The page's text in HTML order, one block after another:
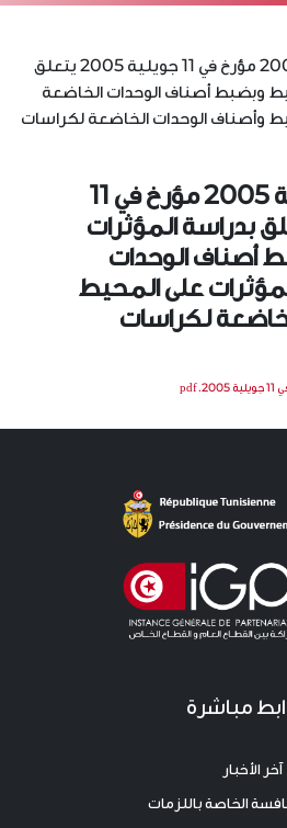
أمر عدد 1991 لسنة 2005 مؤرخ في 11 جويلية 2005 يتعلق
وبضبط أصناف الوحدات الخاضعة
وأصناف الوحدات الخاضعة لكراسات
أمر عدد 1991 لسنة 2005 مؤرخ في 11
2005 يتعلق بدراسة المؤثرات
أصناف الوحدات
على المحيط
لكراسات
مباشرة
آخر الأخبار
الخاصة باللزمات